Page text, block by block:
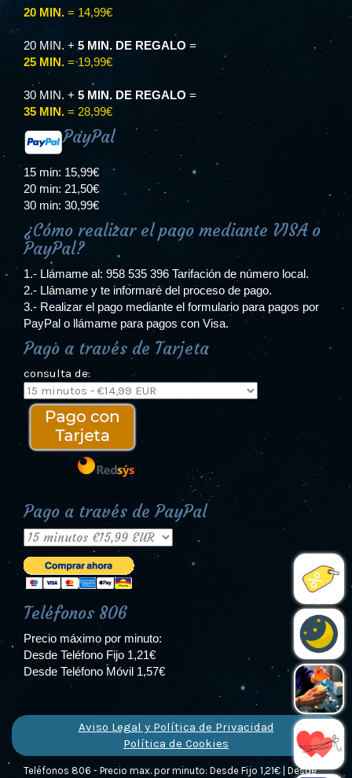
20 MIN. = 14,99€
20 MIN. + 5 MIN. DE REGALO =
25 MIN. = 19,99€
30 MIN. + 5 MIN. DE REGALO =
35 MIN. = 28,99€
PayPal
15 min: 15,99€
20 min: 21,50€
30 min: 30,99€
¿Cómo realizar el pago mediante VISA o
PayPal?
1.- Llámame al: 958 535 396 Tarifación de número local.
2.- Llámame y te informaré del proceso de pago.
3.- Realizar el pago mediante el formulario para pagos por
PayPal o llámame para pagos con Visa.
Pago a través de Tarjeta
consulta de:
Pago a través de PayPal
Teléfonos 806
Precio máximo por minuto:
Desde Teléfono Fijo 1,21€
Desde Teléfono Móvil 1,57€
Aviso Legal y Política de Privacidad
Política de Cookies
Teléfonos 806 - Precio max. por minuto: Desde Fijo 1,21€ | Desde